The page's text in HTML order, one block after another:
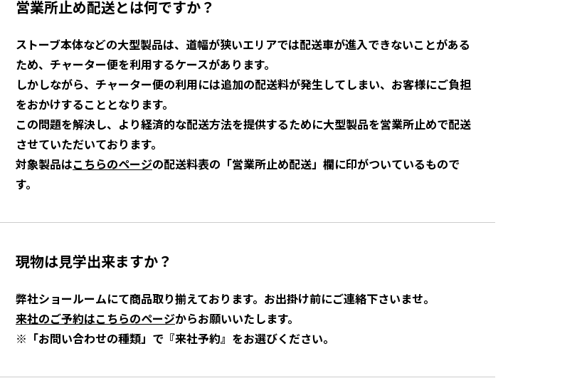
営業所止め配送とは何ですか？
ストーブ本体などの大型製品は、道幅が狭いエリアでは配送車が進入できないことがある
ため、チャーター便を利用するケースがあります。
しかしながら、チャーター便の利用には追加の配送料が発生してしまい、お客様にご負担
をおかけすることとなります。
この問題を解決し、より経済的な配送方法を提供するために大型製品を営業所止めで配送
させていただいております。
対象製品はこちらのページの配送料表の「営業所止め配送」欄に印がついているもので
す。
現物は見学出来ますか？
弊社ショールームにて商品取り揃えております。お出掛け前にご連絡下さいませ。
来社のご予約はこちらのページからお願いいたします。
※「お問い合わせの種類」で『来社予約』をお選びください。